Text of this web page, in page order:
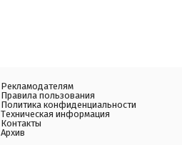
Рекламодателям
Правила пользования
Политика конфиденциальности
Техническая информация
Контакты
Архив